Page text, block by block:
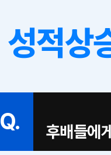
성적상
Q. 후배들에